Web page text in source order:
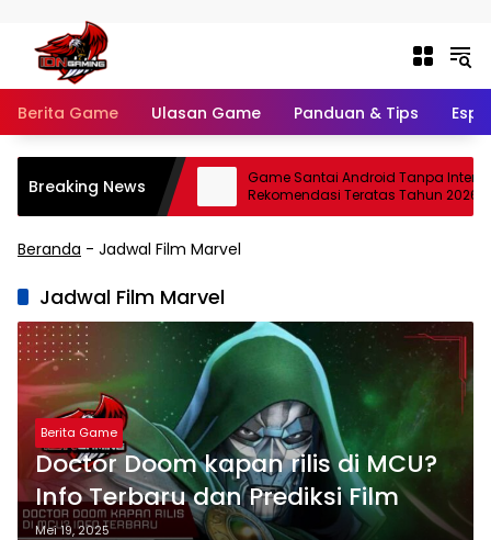
Berita Game Ulasan Game Panduan & Tips
Breaking News
Indonesia 2026
Game Santai Android Tanpa Internet:
Rekomendasi Teratas Tahun 2026
Beranda - Jadwal Film Marvel
Jadwal Film Marvel
Berita Game
Doctor Doom kapan rilis di MCU?
Info Terbaru dan Prediksi Film
Mei 19, 2025